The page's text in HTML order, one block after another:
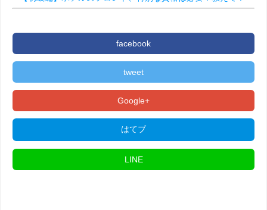
facebook
tweet
Google+
はてブ
LINE